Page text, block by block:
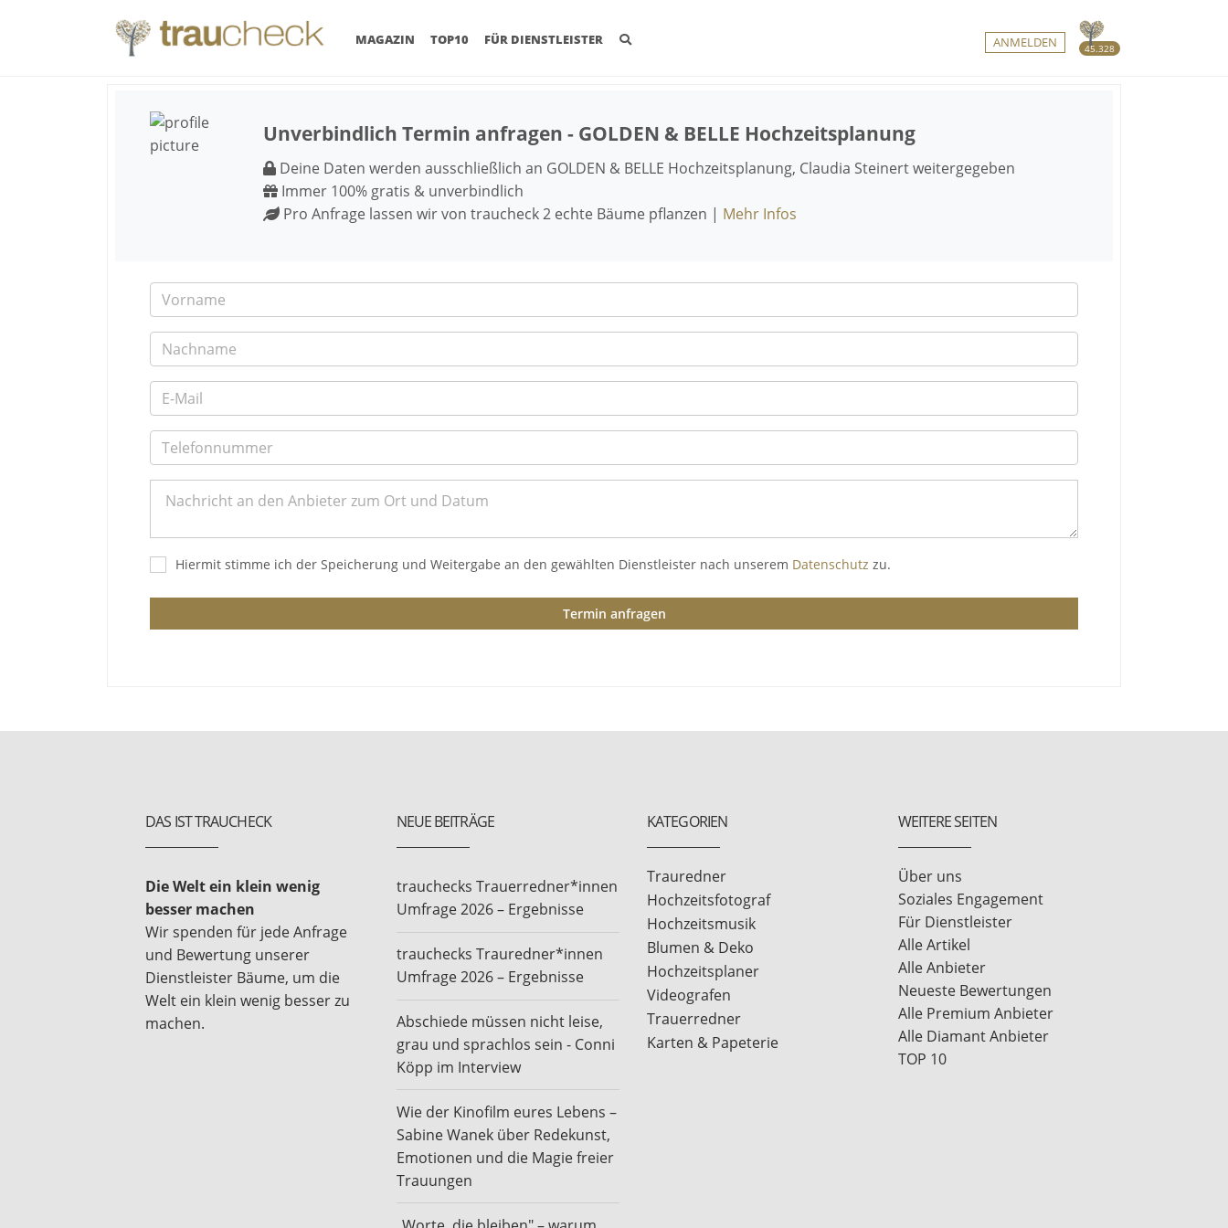
45.328
MAGAZIN (CURRENT)
TOP10 FÜR DIENSTLEISTER ANMELDEN
Unverbindlich Termin anfragen - GOLDEN & BELLE Hochzeitsplanung
Deine Daten werden ausschließlich an GOLDEN & BELLE Hochzeitsplanung, Claudia Steinert weitergegeben
Immer 100% gratis & unverbindlich
Pro Anfrage lassen wir von traucheck 2 echte Bäume pflanzen | Mehr Infos
Hiermit stimme ich der Speicherung und Weitergabe an den gewählten Dienstleister nach unserem Datenschutz zu.
Termin anfragen
DAS IST TRAUCHECK
Die Welt ein klein wenig
besser machen
Wir spenden für jede Anfrage
und Bewertung unserer
Dienstleister Bäume, um die
Welt ein klein wenig besser zu
machen.
NEUE BEITRÄGE
trauchecks Trauerredner*innen
Umfrage 2026 – Ergebnisse
trauchecks Trauredner*innen
Umfrage 2026 – Ergebnisse
Abschiede müssen nicht leise,
grau und sprachlos sein - Conni
Köpp im Interview
Wie der Kinofilm eures Lebens –
Sabine Wanek über Redekunst,
Emotionen und die Magie freier
Trauungen
KATEGORIEN
Trauredner
Hochzeitsfotograf
Hochzeitsmusik
Blumen & Deko
Hochzeitsplaner
Videografen
Trauerredner
Karten & Papeterie
WEITERE SEITEN
Über uns
Soziales Engagement
Für Dienstleister
Alle Artikel
Alle Anbieter
Neueste Bewertungen
Alle Premium Anbieter
Alle Diamant Anbieter
TOP 10